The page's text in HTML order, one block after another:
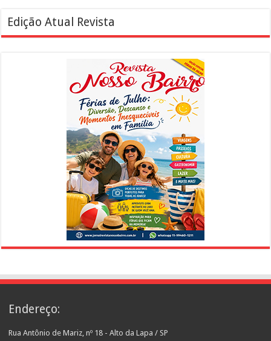
Edição Atual Revista
Endereço:
Rua Antônio de Mariz, nº 18 - Alto da Lapa / SP